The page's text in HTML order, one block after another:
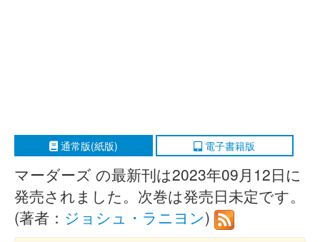
通常版(紙版) 電子書籍版
マーダーズ の最新刊は2023年09月12日に
発売されました。次巻は発売日未定です。
(著者： ジョシュ・ラニヨン)